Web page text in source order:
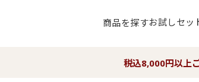
商品を探すお試しセッ
税込8,000円以上